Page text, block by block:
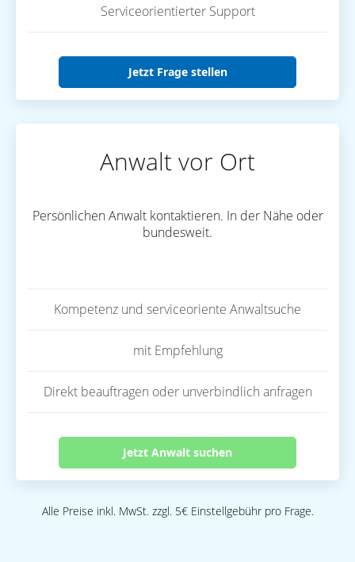
Serviceorientierter Support
Jetzt Frage stellen
Anwalt vor Ort
Persönlichen Anwalt kontaktieren. In der Nähe oder
bundesweit.
Kompetenz und serviceoriente Anwaltsuche
mit Empfehlung
Direkt beauftragen oder unverbindlich anfragen
Jetzt Anwalt suchen
Alle Preise inkl. MwSt. zzgl. 5€ Einstellgebühr pro Frage.